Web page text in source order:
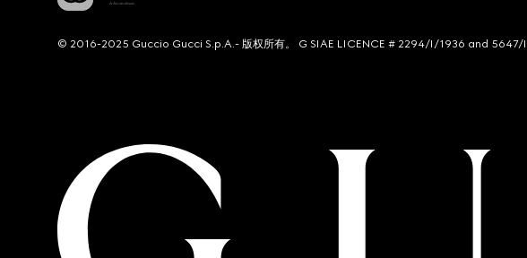
© 2016-2025 Guccio Gucci S.p.A.- 版权所有。 G SIAE LICENCE # 2294/I/1936 and